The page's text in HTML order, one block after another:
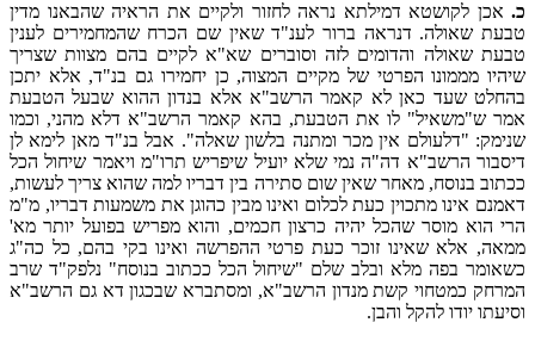
כ. אכן לקושטא דמילתא נראה לחזור ולקיים את הראיה שהבאנו מדין
טבעת שאולה. דנראה ברור לענ"ד שאין שם הכרח שהמחמירים לענין
טבעת שאולה והדומים לזה וסוברים שא"א לקיים בהם מצוות שצריך
שיהיו מממונו הפרטי של מקיים המצוה, כן יחמירו גם בנ"ד, אלא יתכן
בהחלט שעד כאן לא קאמר הרשב"א אלא בנדון ההוא שבעל הטבעת
אמר ש"משאיל" לו את הטבעת, בהא קאמר הרשב"א דלא מהני, וכמו
שנימק: "דלעולם אין מכר ומתנה בלשון שאלה". אבל בנ"ד מאן לימא לן
דיסבור הרשב"א דה"ה נמי שלא יועיל שיפריש תרו"מ ויאמר שיחול הכל
ככתוב בנוסח, מאחר שאין שום סתירה בין דבריו למה שהוא צריך לעשות,
דאמנם אינו מתכוין כעת לכלום ואינו מבין כהוגן את משמעות דבריו, מ"מ
הרי הוא מוסר שהכל יהיה כרצון חכמים, והוא מפריש בפועל יותר מא'
ממאה, אלא שאינו זוכר כעת פרטי ההפרשה ואינו בקי בהם, כל כה"ג
כשאומר בפה מלא ובלב שלם "שיחול הכל ככתוב בנוסח" נלפק"ד שרב
המרחק כמטחוי קשת מנדון הרשב"א, ומסתברא שבכגון דא גם הרשב"א
וסיעתו יודו להקל והבן.